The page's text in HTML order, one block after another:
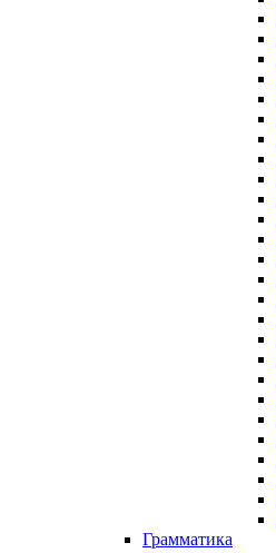
Грамматика